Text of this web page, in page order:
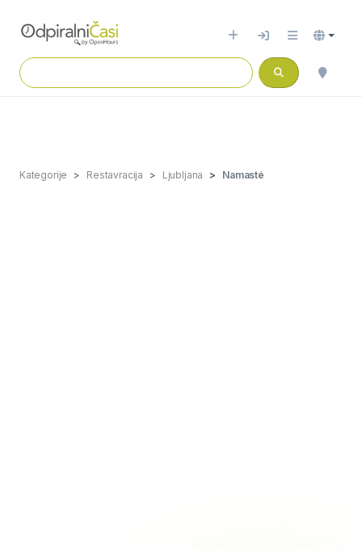
Kategorije Restavracija Ljubljana Namasté